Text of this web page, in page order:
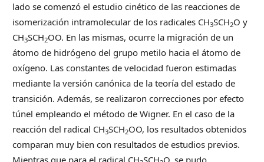
lado se comenzó el estudio cinético de las reacciones de
isomerización intramolecular de los radicales CH3SCH2O y
CH3SCH2OO. En las mismas, ocurre la migración de un
átomo de hidrógeno del grupo metilo hacia el átomo de
oxígeno. Las constantes de velocidad fueron estimadas
mediante la versión canónica de la teoría del estado de
transición. Además, se realizaron correcciones por efecto
túnel empleando el método de Wigner. En el caso de la
reacción del radical CH3SCH2OO, los resultados obtenidos
comparan muy bien con resultados de estudios previos.